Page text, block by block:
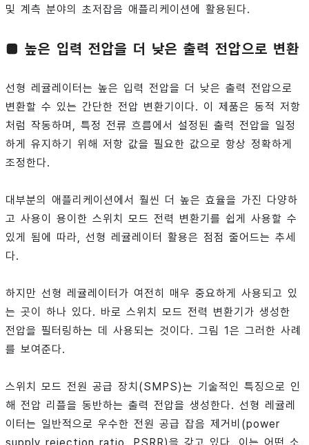
및 계측 분야의 초저잡음 애플리케이션에 활용된다.
■ 높은 입력 전압을 더 낮은 출력 전압으로 변환
선형 레귤레이터는 높은 입력 전압을 더 낮은 출력 전압으로
변환할 수 있는 간단한 전압 변환기이다. 이 제품은 동적 저항
처럼 작동하며, 특정 전류 흐름에서 설정된 출력 전압을 일정
하게 유지하기 위해 저항 값을 필요한 값으로 항상 정확하게
조정한다.
대부분의 애플리케이션에서 훨씬 더 높은 효율을 가진 다양하
고 사용이 용이한 스위치 모드 전력 변환기를 쉽게 사용할 수
있게 됨에 따라, 선형 레귤레이터 활용은 점점 줄어드는 추세
다.
하지만 선형 레귤레이터가 여전히 매우 중요하게 사용되고 있
는 곳이 하나 있다. 바로 스위치 모드 전력 변환기가 생성한
전압을 필터링하는 데 사용되는 것이다. 그림 1은 그러한 사례
를 보여준다.
스위치 모드 전원 공급 장치(SMPS)는 기술적인 특징으로 인
해 전압 리플을 동반하는 출력 전압을 생성한다. 선형 레귤레
이터는 일반적으로 우수한 전원 공급 잡음 제거비(power